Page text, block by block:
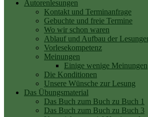
Autorenlesungen
Kontakt und Terminanfrage
Gebuchte und freie Termine
Wo wir schon waren
Ablauf und Aufbau der
Vorlesekompetenz
Meinungen
Einige wenige Meinungen
Die Konditionen
Unsere Wünsche zur Lesung
Das Übungsmaterial
Das Buch zum Buch zu Buch 1
Das Buch zum Buch zu Buch 3